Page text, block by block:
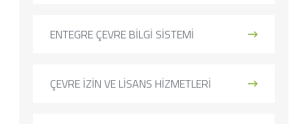
ENTEGRE ÇEVRE BİLGİ SİSTEMİ
ÇEVRE İZİN VE LİSANS HİZMETLERİ